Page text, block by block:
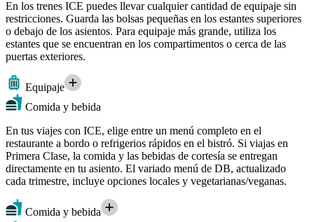
En los trenes ICE puedes llevar cualquier cantidad de equipaje sin
restricciones. Guarda las bolsas pequeñas en los estantes superiores
o debajo de los asientos. Para equipaje más grande, utiliza los
estantes que se encuentran en los compartimentos o cerca de las
puertas exteriores.
Equipaje
Comida y bebida
En tus viajes con ICE, elige entre un menú completo en el
restaurante a bordo o refrigerios rápidos en el bistró. Si viajas en
Primera Clase, la comida y las bebidas de cortesía se entregan
directamente en tu asiento. El variado menú de DB, actualizado
cada trimestre, incluye opciones locales y vegetarianas/veganas.
Comida y bebida